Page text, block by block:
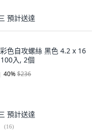
預計送達
色自攻螺絲 黑色 4.2 x 16
入, 2個
40%$236
預計送達
(16)